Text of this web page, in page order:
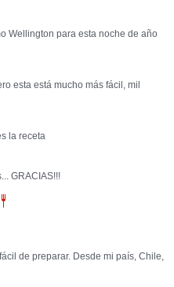
Wellington para esta noche de año
esta está mucho más fácil, mil
la receta
GRACIAS!!!
de preparar. Desde mi país, Chile,